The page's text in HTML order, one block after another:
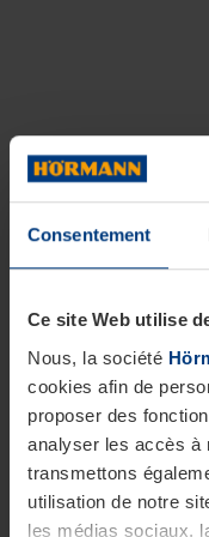
Consentement
Ce site Web utilise
Nous, la société
cookies afin de
proposer des
analyser les accès à
transmettons
utilisation de notre
les médias sociaux,